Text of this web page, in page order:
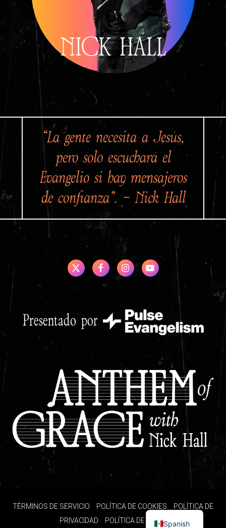
NICK HALL
“La gente necesita a Jesús,
pero solo escuchará el
Evangelio si hay mensajeros
de confianza”. – Nick Hall
Presentado por
TÉRMINOS DE SERVICIO POLÍTICA DE COOKIES
POLÍTICA DE
PRIVACIDAD
POLÍTICA DE SMS Spanish
English